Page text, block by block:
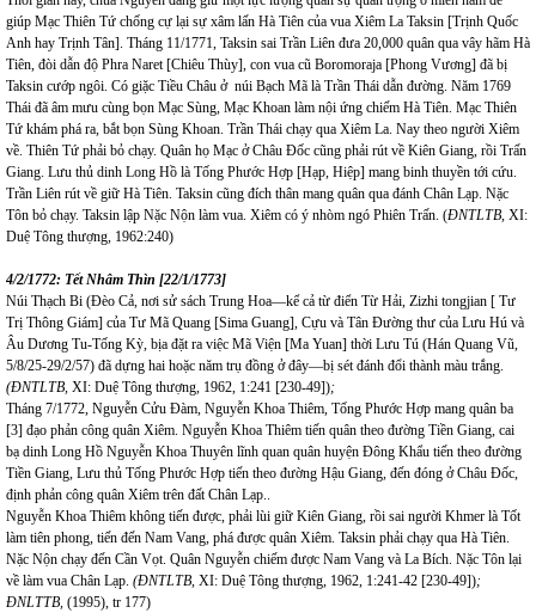
giúp Mạc Thiên Tứ chống cự lại sự xâm lấn Hà Tiên của vua Xiêm La Taksin [Trịnh Quốc
Anh hay Trịnh Tân]. Tháng 11/1771, Taksin sai Trần Liên đưa 20,000 quân qua vây hãm Hà
Tiên, đòi dẫn độ Phra Naret [Chiêu Thùy], con vua cũ Boromoraja [Phong Vương] đã bị
Taksin cướp ngôi. Có giặc Tiều Châu ở núi Bạch Mã là Trần Thái dẫn đường. Năm 1769
Thái đã âm mưu cùng bọn Mạc Sùng, Mạc Khoan làm nội ứng chiếm Hà Tiên. Mạc Thiên
Tứ khám phá ra, bắt bọn Sùng Khoan. Trần Thái chạy qua Xiêm La. Nay theo người Xiêm
về. Thiên Tứ phải bỏ chạy. Quân họ Mạc ở Châu Đốc cũng phải rút về Kiên Giang, rồi Trấn
Giang. Lưu thủ dinh Long Hồ là Tống Phước Hợp [Hạp, Hiệp] mang binh thuyền tới cứu.
Trần Liên rút về giữ Hà Tiên. Taksin cũng đích thân mang quân qua đánh Chân Lạp. Nặc
Tôn bỏ chạy. Taksin lập Nặc Nộn làm vua. Xiêm có ý nhòm ngó Phiên Trấn. (ĐNTLTB, XI:
Duệ Tông thượng, 1962:240)
4/2/1772: TếtNhâm Thìn [22/1/1773]
Núi Thạch Bi (Đèo Cả, nơi sử sách Trung Hoa—kể cả từ điển Từ Hải, Zizhi tongjian [ Tư
Trị Thông Giám] của Tư Mã Quang [Sima Guang], Cựu và Tân Đường thư của Lưu Hú và
Âu Dương Tu-Tống Kỳ, bịa đặt ra việc Mã Viện [Ma Yuan] thời Lưu Tú (Hán Quang Vũ,
5/8/25-29/2/57) đã dựng hai hoặc năm trụ đồng ở đây—bị sét đánh đổi thành màu trắng.
(ĐNTLTB, XI: Duệ Tông thượng, 1962, 1:241 [230-49]);
Tháng 7/1772, Nguyễn Cửu Đàm, Nguyễn Khoa Thiêm, Tống Phước Hợp mang quân ba
[3] đạo phản công quân Xiêm. Nguyễn Khoa Thiêm tiến quân theo đường Tiền Giang, cai
bạ dinh Long Hồ Nguyễn Khoa Thuyên lĩnh quan quân huyện Đông Khẩu tiến theo đường
Tiền Giang, Lưu thủ Tống Phước Hợp tiến theo đường Hậu Giang, đến đóng ở Châu Đốc,
định phản công quân Xiêm trên đất Chân Lạp..
Nguyễn Khoa Thiêm không tiến được, phải lùi giữ Kiên Giang, rồi sai người Khmer là Tốt
làm tiên phong, tiến đến Nam Vang, phá được quân Xiêm. Taksin phải chạy qua Hà Tiên.
Nặc Nộn chạy đến Cần Vọt. Quân Nguyễn chiếm được Nam Vang và La Bích. Nặc Tôn lại
về làm vua Chân Lạp. (ĐNTLTB, XI: Duệ Tông thượng, 1962, 1:241-42 [230-49]);
ĐNLTTB, (1995), tr 177)